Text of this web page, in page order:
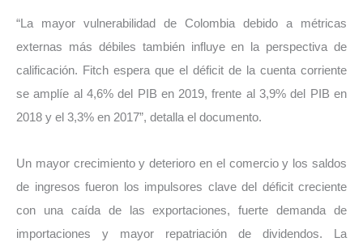
“La mayor vulnerabilidad de Colombia debido a métricas
externas más débiles también influye en la perspectiva de
calificación. Fitch espera que el déficit de la cuenta corriente
se amplíe al 4,6% del PIB en 2019, frente al 3,9% del PIB en
2018 y el 3,3% en 2017”, detalla el documento.
Un mayor crecimiento y deterioro en el comercio y los saldos
de ingresos fueron los impulsores clave del déficit creciente
con una caída de las exportaciones, fuerte demanda de
importaciones y mayor repatriación de dividendos. La